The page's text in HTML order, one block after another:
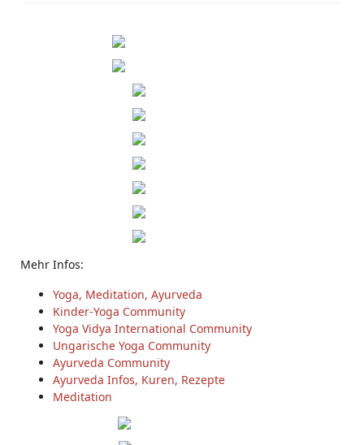
Mehr Infos:
Yoga, Meditation, Ayurveda
Kinder-Yoga Community
Yoga Vidya International Community
Ungarische Yoga Community
Ayurveda Community
Ayurveda Infos, Kuren, Rezepte
Meditation